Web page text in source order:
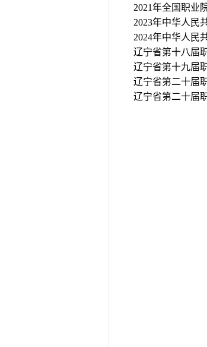
2021年全国职业
2023年中华人民
2024年中华人民
辽宁省第十八届
辽宁省第十九届
辽宁省第二十届
辽宁省第二十届